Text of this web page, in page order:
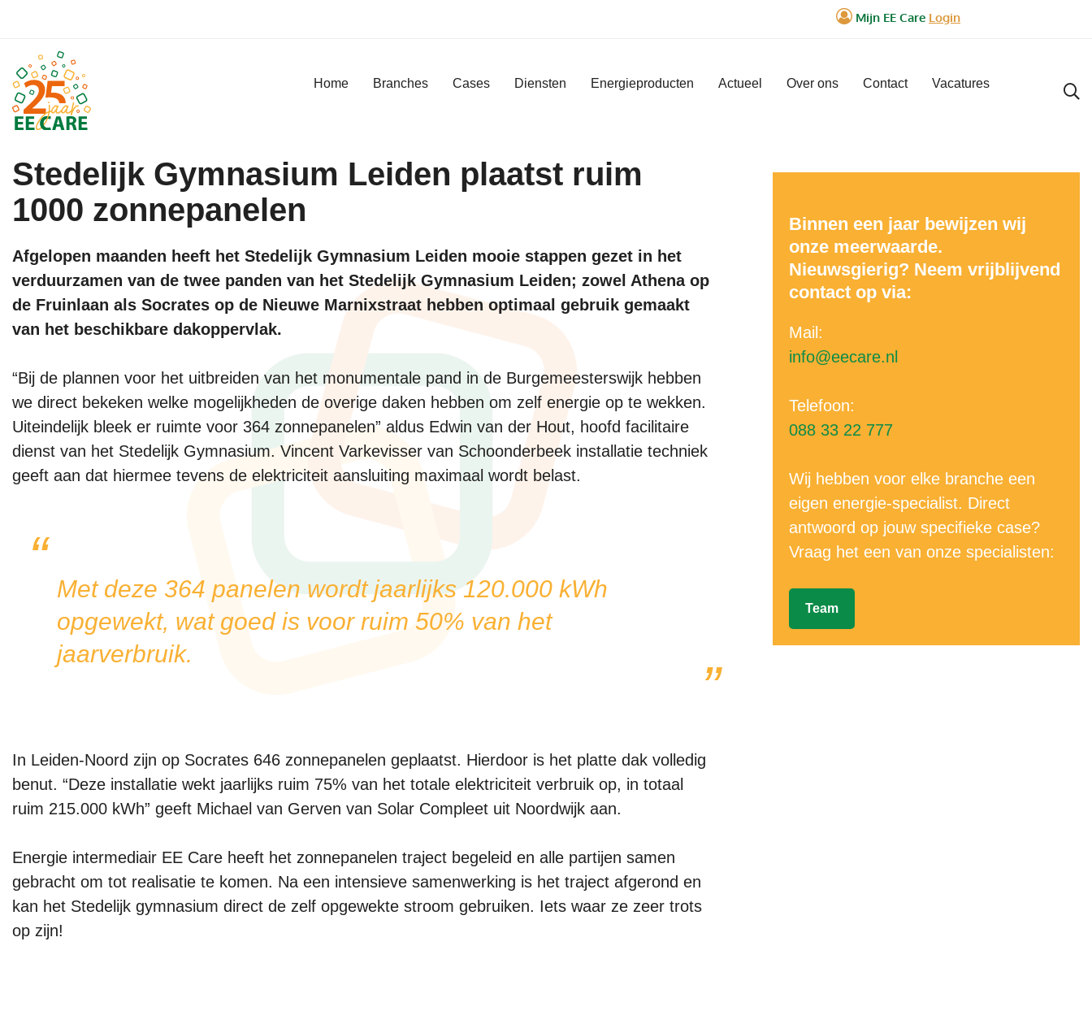
Home Branches Cases Diensten Energieproducten Actueel Over ons Contact Vacatures
Stedelijk Gymnasium Leiden plaatst ruim
1000 zonnepanelen
Afgelopen maanden heeft het Stedelijk Gymnasium Leiden mooie stappen gezet in het
verduurzamen van de twee panden van het Stedelijk Gymnasium Leiden; zowel Athena op
de Fruinlaan als Socrates op de Nieuwe Marnixstraat hebben optimaal gebruik gemaakt
van het beschikbare dakoppervlak.
“Bij de plannen voor het uitbreiden van het monumentale pand in de Burgemeesterswijk hebben
we direct bekeken welke mogelijkheden de overige daken hebben om zelf energie op te wekken.
Uiteindelijk bleek er ruimte voor 364 zonnepanelen” aldus Edwin van der Hout, hoofd facilitaire
dienst van het Stedelijk Gymnasium. Vincent Varkevisser van Schoonderbeek installatie techniek
geeft aan dat hiermee tevens de elektriciteit aansluiting maximaal wordt belast.
Met deze 364 panelen wordt jaarlijks 120.000 kWh
opgewekt, wat goed is voor ruim 50% van het
jaarverbruik.
In Leiden-Noord zijn op Socrates 646 zonnepanelen geplaatst. Hierdoor is het platte dak volledig
benut. “Deze installatie wekt jaarlijks ruim 75% van het totale elektriciteit verbruik op, in totaal
ruim 215.000 kWh” geeft Michael van Gerven van Solar Compleet uit Noordwijk aan.
Energie intermediair EE Care heeft het zonnepanelen traject begeleid en alle partijen samen
gebracht om tot realisatie te komen. Na een intensieve samenwerking is het traject afgerond en
kan het Stedelijk gymnasium direct de zelf opgewekte stroom gebruiken. Iets waar ze zeer trots
op zijn!
Binnen een jaar bewijzen wij
onze meerwaarde.
Nieuwsgierig? Neem vrijblijvend
contact op via:
Mail:
info@eecare.nl
Telefoon:
088 33 22 777
Wij hebben voor elke branche een
eigen energie-specialist. Direct
antwoord op jouw specifieke case?
Vraag het een van onze specialisten:
Team